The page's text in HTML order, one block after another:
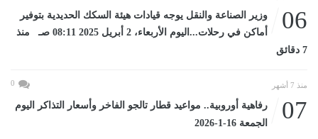
06
وزير الصناعة والنقل يوجه قيادات هيئة السكك الحديدية بتوفير
أماكن في رحلات...اليوم الأربعاء، 2 أبريل 2025 08:11 صـ منذ
7 دقائق
منذ 7 أشهر 0
07
رفاهية أوروبية.. مواعيد قطار تالجو الفاخر وأسعار التذاكر اليوم
الجمعة 16-1-2026